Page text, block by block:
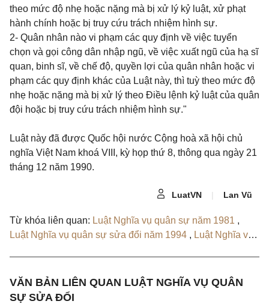
theo mức độ nhẹ hoặc nặng mà bị xử lý kỷ luật, xử phạt
hành chính hoặc bị truy cứu trách nhiệm hình sự.
2- Quân nhân nào vi phạm các quy định về việc tuyển
chọn và gọi công dân nhập ngũ, về việc xuất ngũ của hạ sĩ
quan, binh sĩ, về chế độ, quyền lợi của quân nhân hoặc vi
phạm các quy định khác của Luật này, thì tuỳ theo mức độ
nhẹ hoặc nặng mà bị xử lý theo Điều lệnh kỷ luật của quân
đội hoặc bị truy cứu trách nhiệm hình sự."
Luật này đã được Quốc hội nước Cộng hoà xã hội chủ
nghĩa Việt Nam khoá VIII, kỳ họp thứ 8, thông qua ngày 21
tháng 12 năm 1990.
LuatVN | Lan Vũ
Từ khóa liên quan: Luật Nghĩa vụ quân sự năm 1981 ,
Luật Nghĩa vụ quân sự sửa đổi năm 1994 , Luật Nghĩa vụ
tịch 36/2011/TTLT-BYT-BQP , Thông tư 184/2011/TT-BQP
,Nghị định 120/2013/NĐ-CP
VĂN BẢN LIÊN QUAN LUẬT NGHĨA VỤ QUÂN
SỰ SỬA ĐỔI